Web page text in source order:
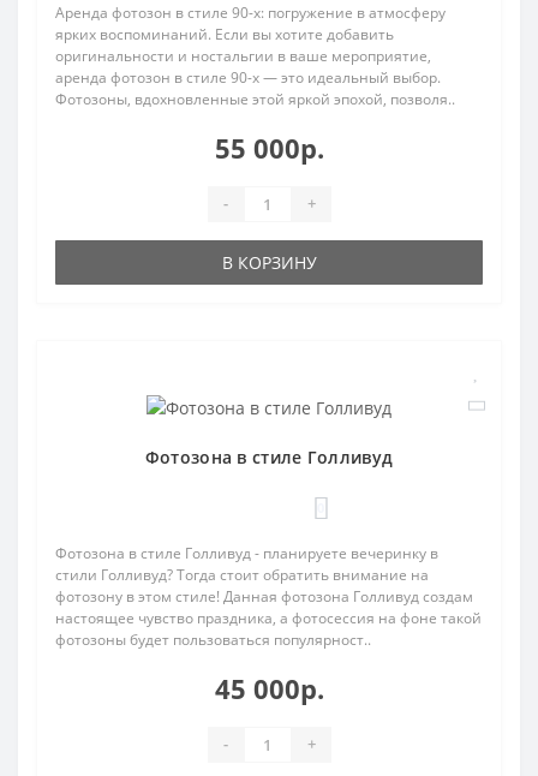
Аренда фотозон в стиле 90-х: погружение в атмосферу
ярких воспоминаний. Если вы хотите добавить
оригинальности и ностальгии в ваше мероприятие,
аренда фотозон в стиле 90-х — это идеальный выбор.
Фотозоны, вдохновленные этой яркой эпохой, позволя..
55 000р.
- +
В КОРЗИНУ
Фотозона в стиле Голливуд
Фотозона в стиле Голливуд - планируете вечеринку в
стили Голливуд? Тогда стоит обратить внимание на
фотозону в этом стиле! Данная фотозона Голливуд создам
настоящее чувство праздника, а фотосессия на фоне такой
фотозоны будет пользоваться популярност..
45 000р.
- +